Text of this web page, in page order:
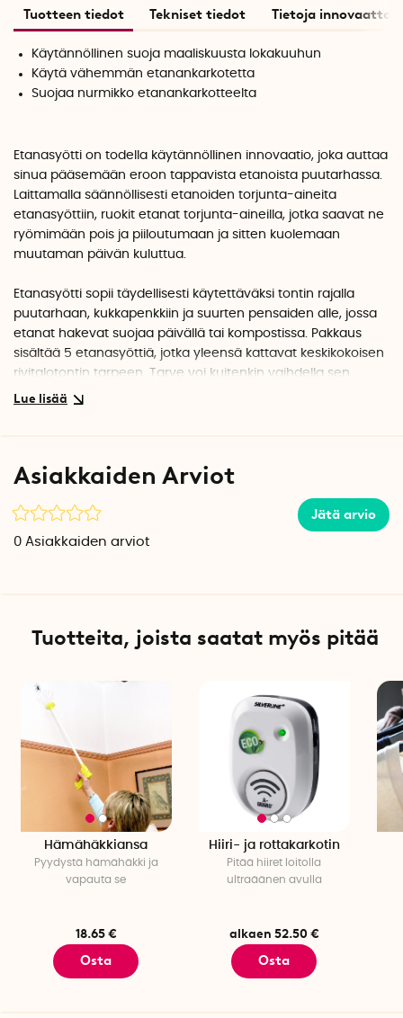
Tuotteen tiedot Tekniset tiedot Tietoja
Käytännöllinen suoja maaliskuusta lokakuuhun
Käytä vähemmän etanankarkotetta
Suojaa nurmikko etanankarkotteelta
Etanasyötti on todella käytännöllinen innovaatio, joka auttaa
sinua pääsemään eroon tappavista etanoista puutarhassa.
Laittamalla säännöllisesti etanoiden torjunta-aineita
etanasyöttiin, ruokit etanat torjunta-aineilla, jotka saavat ne
ryömimään pois ja piiloutumaan ja sitten kuolemaan
muutaman päivän kuluttua.
Etanasyötti sopii täydellisesti käytettäväksi tontin rajalla
puutarhaan, kukkapenkkiin ja suurten pensaiden alle, jossa
etanat hakevat suojaa päivällä tai kompostissa. Pakkaus
sisältää 5 etanasyöttiä, jotka yleensä kattavat keskikokoisen
rivitalotontin tarpeen. Tarve voi kuitenkin vaihdella sen
mukaan, kuinka paljon etanoita on, kuinka pitkä tontin raja
Etanahyökkäyksen pysäyttäminen voi kestää kauan, mutta
ympäri. Etanasyötit voidaan laittaa puutarhaan, kun
lämpötila ylittää noin 5-6 astetta ja ne voivat seistä ulkona
Laita hieman etanakarkotetta etanasyöttiin ja aseta se
riittää, koska pohja ei saa peittyä kokonaan. Koska käytät
vain vähän etanankarkotetta kerrallaan, yksi pakkaus
etanankarkotetta tulee kestämään pitkään. Etanasyötti
estää myös rautafosfaattipitoisen ja happamoittavan
torjunta-aineen imeytymisen nurmikkoon.
Kun etana-aine kostuu yöllä, sen tuoksu houkuttelee
etanoita muutaman metrin etäisyydeltä. Etanasyötin
poimintasäde on noin 2-3 metriä, joten etanasyötti on hyvä
sijoittaa sinne, missä etanoiden kanssa on eniten ongelmia,
esimerkiksi kukkapenkin viereen, tontin rajalle tai lavan
Jos tarkistat etanasyötit päivittäin, huomaat pian, mitkä
syötit ovat houkutelleet etanoita. Joko siitä, että ne ovat
Asiakkaiden Arviot
Jätä arvio
0 Asiakkaiden arviot
Tuotteita, joista saatat myös pitää
Hämähäkkiansa
Pyydystä hämähäkki ja
vapauta se
18.65 €
Osta
Hiiri- ja rottakarkotin
Pitää hiiret loitolla
ultraäänen avulla
alkaen 52.50 €
Osta